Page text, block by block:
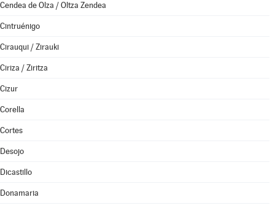
Cendea de Olza / Oltza Zendea
Cintruénigo
Cirauqui / Zirauki
Ciriza / Ziritza
Cizur
Corella
Cortes
Desojo
Dicastillo
Donamaria